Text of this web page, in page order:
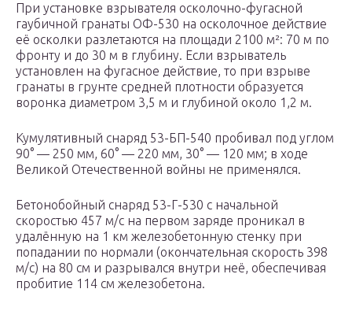
При установке взрывателя осколочно-фугасной
гаубичной гранаты ОФ-530 на осколочное действие
её осколки разлетаются на площади 2100 м²: 70 м по
фронту и до 30 м в глубину. Если взрыватель
установлен на фугасное действие, то при взрыве
гранаты в грунте средней плотности образуется
воронка диаметром 3,5 м и глубиной около 1,2 м.
Кумулятивный снаряд 53-БП-540 пробивал под углом
90° — 250 мм, 60° — 220 мм, 30° — 120 мм; в ходе
Великой Отечественной войны не применялся.
Бетонобойный снаряд 53-Г-530 с начальной
скоростью 457 м/с на первом заряде проникал в
удалённую на 1 км железобетонную стенку при
попадании по нормали (окончательная скорость 398
м/с) на 80 см и разрывался внутри неё, обеспечивая
пробитие 114 см железобетона.